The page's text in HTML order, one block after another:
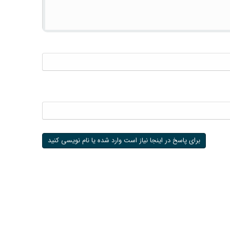
برای پاسخ در اینجا نیاز است وارد شده یا نام نویسی کنید